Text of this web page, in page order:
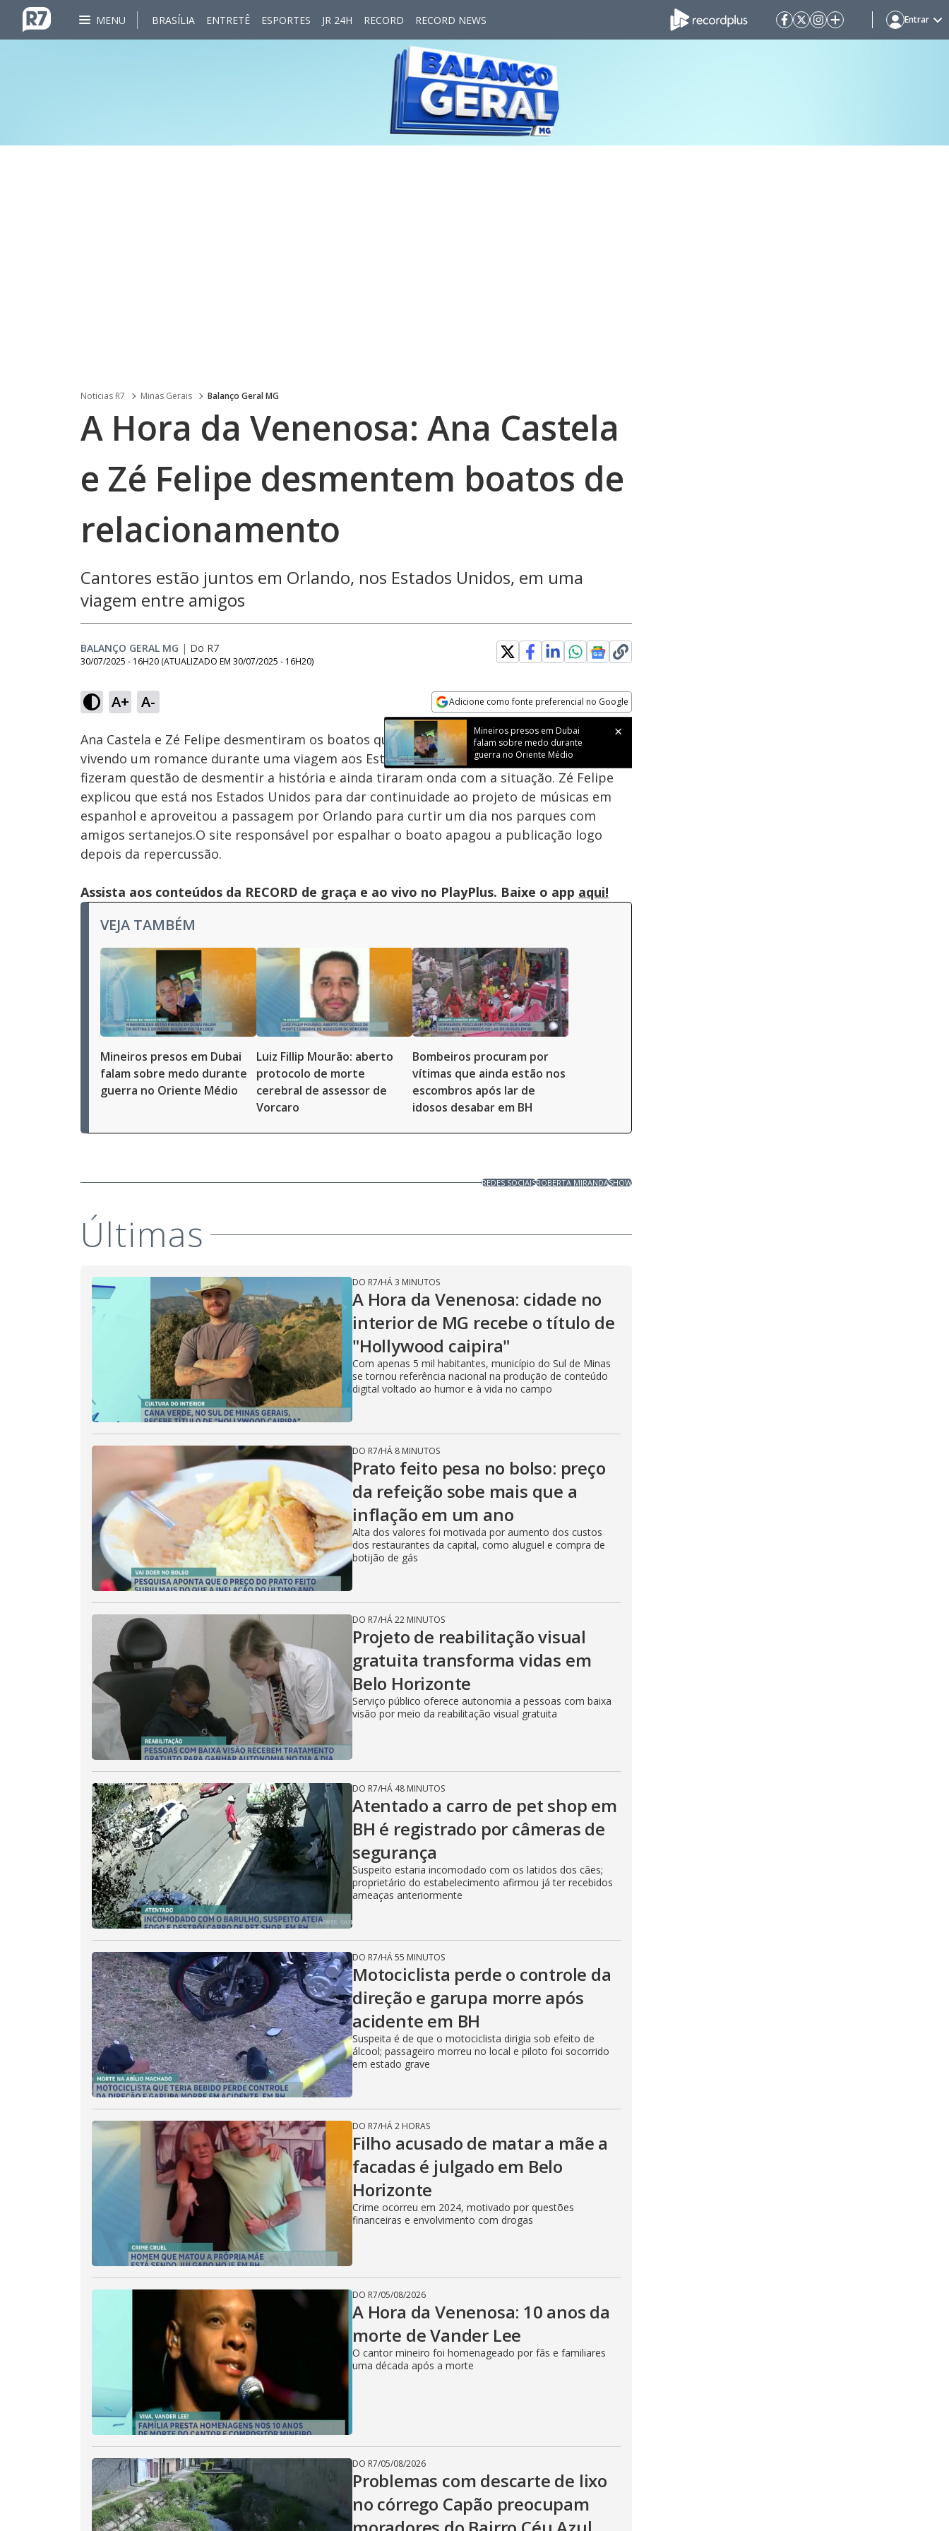
MENU BRASÍLIA ENTRETÊ ESPORTES JR 24H RECORD RECORD NEWS Entrar
Noticias R7 Minas Gerais Balanço Geral MG
A Hora da Venenosa: Ana Castela
e Zé Felipe desmentem boatos de
relacionamento
Cantores estão juntos em Orlando, nos Estados Unidos, em uma
viagem entre amigos
BALANÇO GERAL MG | Do R7
30/07/2025 - 16H20 (ATUALIZADO EM 30/07/2025 - 16H20)
A+ A- Adicione como fonte preferencial no Google
Opens in new window
Mineiros presos em Dubai
falam sobre medo durante
guerra no Oriente Médio
Ativar
Som
5.94%
Velocidade
Ana Castela e Zé Felipe desmentiram os boatos que afirmavam que os cantores estariam
vivendo um romance durante uma viagem aos Estados Unidos. Nas redes sociais, os dois
fizeram questão de desmentir a história e ainda tiraram onda com a situação. Zé Felipe
explicou que está nos Estados Unidos para dar continuidade ao projeto de músicas em
espanhol e aproveitou a passagem por Orlando para curtir um dia nos parques com
amigos sertanejos.O site responsável por espalhar o boato apagou a publicação logo
depois da repercussão.
Assista aos conteúdos da RECORD de graça e ao vivo no PlayPlus. Baixe o app aqui!
VEJA TAMBÉM
Mineiros presos em Dubai
falam sobre medo durante
guerra no Oriente Médio
Luiz Fillip Mourão: aberto
protocolo de morte
cerebral de assessor de
Vorcaro
Bombeiros procuram por
vítimas que ainda estão nos
escombros após lar de
idosos desabar em BH
REDES SOCIAISROBERTA MIRANDASHOW
Últimas
DO R7/HÁ 3 MINUTOS
A Hora da Venenosa: cidade no
interior de MG recebe o título de
"Hollywood caipira"
Com apenas 5 mil habitantes, município do Sul de Minas
se tornou referência nacional na produção de conteúdo
digital voltado ao humor e à vida no campo
DO R7/HÁ 8 MINUTOS
Prato feito pesa no bolso: preço
da refeição sobe mais que a
inflação em um ano
Alta dos valores foi motivada por aumento dos custos
dos restaurantes da capital, como aluguel e compra de
botijão de gás
DO R7/HÁ 22 MINUTOS
Projeto de reabilitação visual
gratuita transforma vidas em
Belo Horizonte
Serviço público oferece autonomia a pessoas com baixa
visão por meio da reabilitação visual gratuita
DO R7/HÁ 48 MINUTOS
Atentado a carro de pet shop em
BH é registrado por câmeras de
segurança
Suspeito estaria incomodado com os latidos dos cães;
proprietário do estabelecimento afirmou já ter recebidos
ameaças anteriormente
DO R7/HÁ 55 MINUTOS
Motociclista perde o controle da
direção e garupa morre após
acidente em BH
Suspeita é de que o motociclista dirigia sob efeito de
álcool; passageiro morreu no local e piloto foi socorrido
em estado grave
DO R7/HÁ 2 HORAS
Filho acusado de matar a mãe a
facadas é julgado em Belo
Horizonte
Crime ocorreu em 2024, motivado por questões
financeiras e envolvimento com drogas
DO R7/05/08/2026
A Hora da Venenosa: 10 anos da
morte de Vander Lee
O cantor mineiro foi homenageado por fãs e familiares
uma década após a morte
DO R7/05/08/2026
Problemas com descarte de lixo
no córrego Capão preocupam